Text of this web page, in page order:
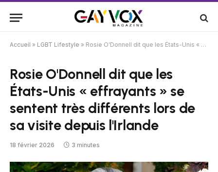
Accueil » LGBT Lifestyle » Rosie O'Donnell dit que les États-Unis « effrayants » se sentent très différents lors de sa visite depuis l'Irlande
Rosie O'Donnell dit que les
États-Unis « effrayants » se
sentent très différents lors de
sa visite depuis l'Irlande
18 février 2026 3 minutes